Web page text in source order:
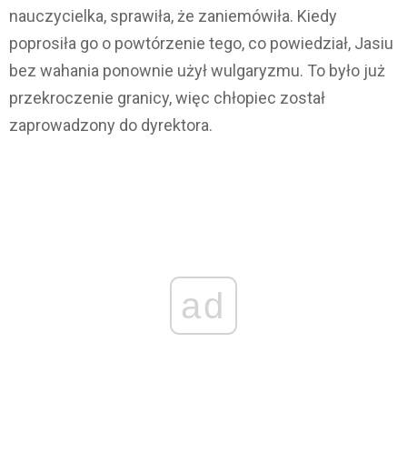
nauczycielka, sprawiła, że zaniemówiła. Kiedy
poprosiła go o powtórzenie tego, co powiedział, Jasiu
bez wahania ponownie użył wulgaryzmu. To było już
przekroczenie granicy, więc chłopiec został
zaprowadzony do dyrektora.
ad